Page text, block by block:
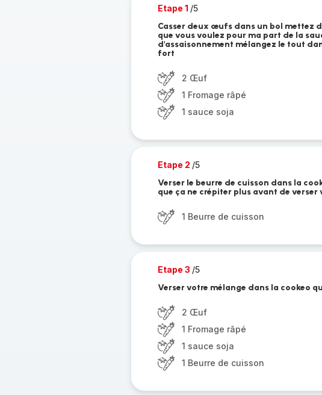
Etape 1 /5
Casser deux œufs dans un bol mettez
que vous voulez pour ma part de la
d'assaisonnement mélangez le tout
fort
2 Œuf
1 Fromage râpé
1 sauce soja
Etape 2 /5
Verser le beurre de cuisson dans la
que ça ne crépiter plus avant de
1 Beurre de cuisson
Etape 3 /5
Verser votre mélange dans la cookeo
2 Œuf
1 Fromage râpé
1 sauce soja
1 Beurre de cuisson